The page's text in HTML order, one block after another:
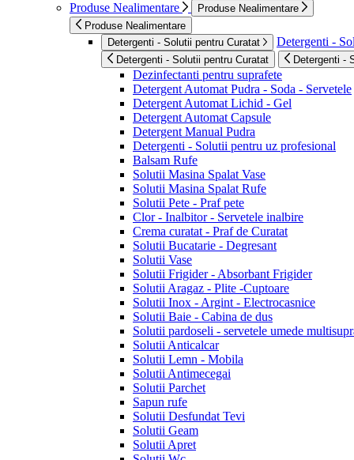
Produse Nealimentare
Produse Nealimentare
Produse Nealimentare
Detergenti - Solutii pentru Curatat
Detergenti -
Detergenti - Solutii pentru Curatat Detergenti -
Dezinfectanti pentru suprafete
Detergent Automat Pudra - Soda - Servetele
Detergent Automat Lichid - Gel
Detergent Automat Capsule
Detergent Manual Pudra
Detergenti - Solutii pentru uz profesional
Balsam Rufe
Solutii Masina Spalat Vase
Solutii Masina Spalat Rufe
Solutii Pete - Praf pete
Clor - Inalbitor - Servetele inalbire
Crema curatat - Praf de Curatat
Solutii Bucatarie - Degresant
Solutii Vase
Solutii Frigider - Absorbant Frigider
Solutii Aragaz - Plite -Cuptoare
Solutii Inox - Argint - Electrocasnice
Solutii Baie - Cabina de dus
Solutii pardoseli - servetele umede
Solutii Anticalcar
Solutii Lemn - Mobila
Solutii Antimecegai
Solutii Parchet
Sapun rufe
Solutii Desfundat Tevi
Solutii Geam
Solutii Apret